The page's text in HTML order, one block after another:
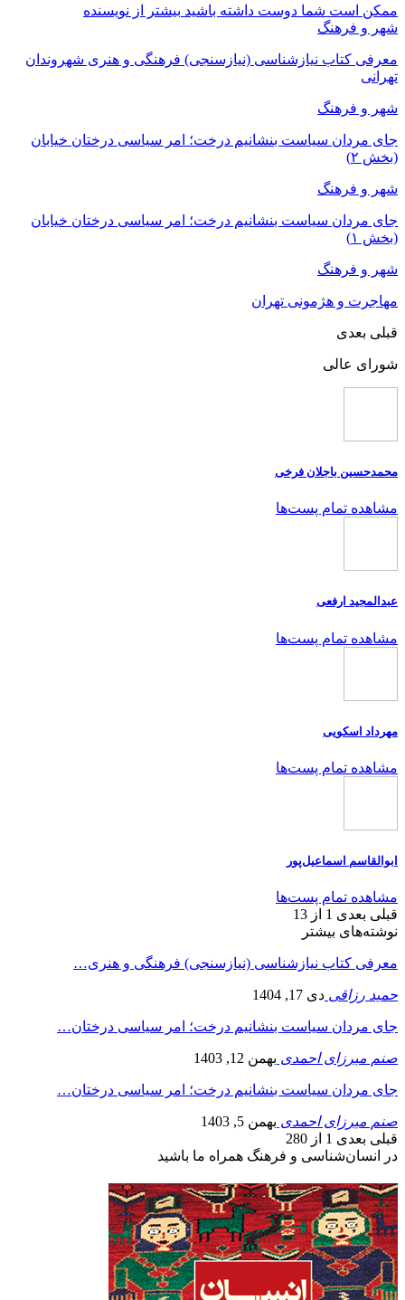
ممکن است شما دوست داشته باشید بیشتر از نویسنده
شهر و فرهنگ
معرفی کتاب نیازشناسی (نیازسنجی) فرهنگی و هنری شهروندان
تهرانی
شهر و فرهنگ
جای مردان سیاست بنشانیم درخت؛ امر سیاسی درختان خیابان
(بخش ۲)
شهر و فرهنگ
جای مردان سیاست بنشانیم درخت؛ امر سیاسی درختان خیابان
(بخش ۱)
شهر و فرهنگ
مهاجرت‌ و هژمونی تهران
قبلی بعدی
شورای عالی
محمدحسین باجلان فرخی
مشاهده تمام پست‌ها
عبدالمجید ارفعی
مشاهده تمام پست‌ها
مهرداد اسکویی
مشاهده تمام پست‌ها
ابوالقاسم اسماعیل‌پور
مشاهده تمام پست‌ها
قبلی بعدی 1 از 13
نوشته‌های بیشتر
معرفی کتاب نیازشناسی (نیازسنجی) فرهنگی و هنری…
حمید رزاقی دی 17, 1404
جای مردان سیاست بنشانیم درخت؛ امر سیاسی درختان…
صنم میرزای احمدی بهمن 12, 1403
جای مردان سیاست بنشانیم درخت؛ امر سیاسی درختان…
صنم میرزای احمدی بهمن 5, 1403
قبلی بعدی 1 از 280
در انسان‌شناسی و فرهنگ همراه ما باشید